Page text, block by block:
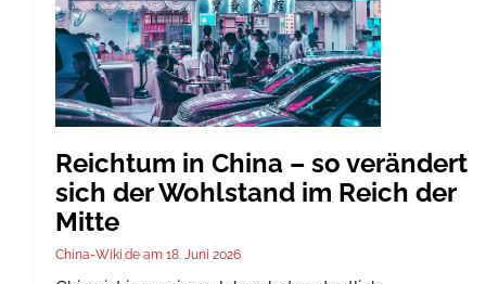
Reichtum in China – so verändert
sich der Wohlstand im Reich der
Mitte
China-Wiki.de 18. Juni 2026